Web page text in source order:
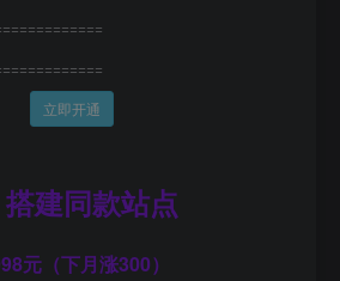
立即开通
搭建同款站点
元（下月涨300）